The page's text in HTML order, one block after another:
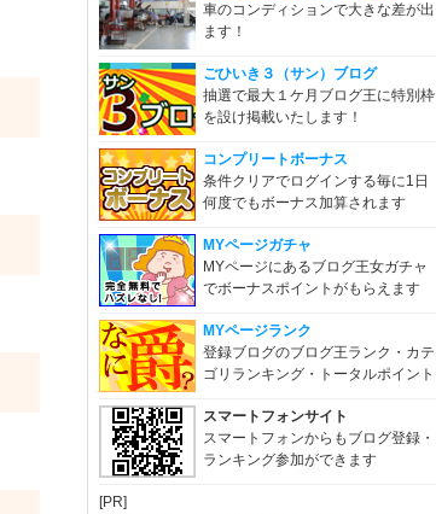
車のコンディションで大きな差が出
ます！
ごひいき３（サン）ブログ
抽選で最大１ケ月ブログ王に特別枠
を設け掲載いたします！
コンプリートボーナス
条件クリアでログインする毎に1日
何度でもボーナス加算されます
MYページガチャ
MYページにあるブログ王女ガチャ
でボーナスポイントがもらえます
MYページランク
登録ブログのブログ王ランク・カテ
ゴリランキング・トータルポイント
スマートフォンサイト
スマートフォンからもブログ登録・
ランキング参加ができます
[PR]